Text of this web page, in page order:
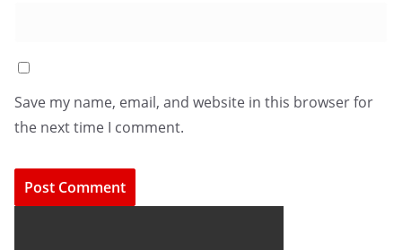
Save my name, email, and website in this browser for
the next time I comment.